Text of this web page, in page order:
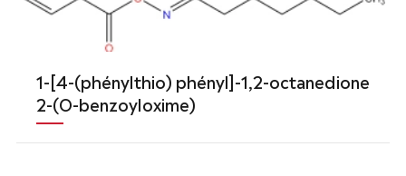
1-[4-(phénylthio) phényl]-1,2-octanedione
2-(O-benzoyloxime)